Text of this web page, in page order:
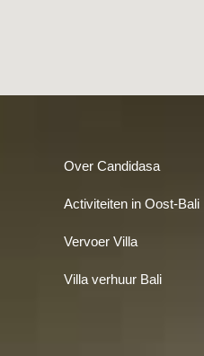
Over Candidasa
Activiteiten in Oost-Bali
Vervoer Villa
Villa verhuur Bali